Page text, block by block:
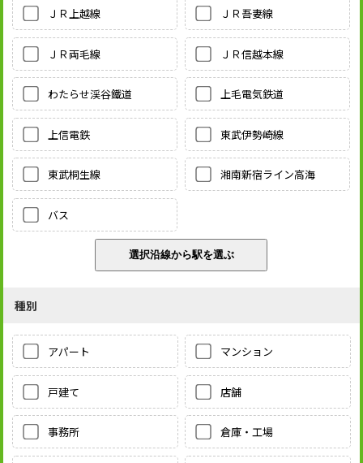
ＪＲ上越線 ＪＲ吾妻線
ＪＲ両毛線 ＪＲ信越本線
わたらせ渓谷鐵道 上毛電気鉄道
上信電鉄 東武伊勢崎線
東武桐生線 湘南新宿ライン高海
バス
種別
アパート マンション
戸建て 店舗
事務所 倉庫・工場